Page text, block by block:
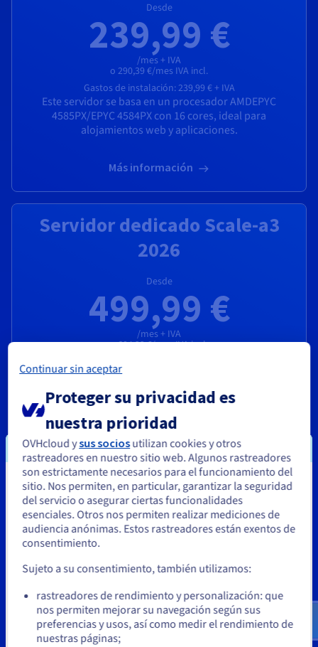
Desde
239,99 €
/mes + IVA
o 290,39 €/mes IVA incl.
Gastos de instalación:239,99 €+ IVA
Este servidor se basa en un procesadorAMDEPYC
4585PX/EPYC 4584PXcon 16 cores, ideal para
alojamientos web y aplicaciones.
Más información
Servidor dedicado Scale-a3
2026
Desde
499,99 €
/mes + IVA
o 604,99 €/mes IVA incl.
Gastos de instalación:
Servidor equipado con un procesador
cores, perfecto para el alojamiento de bases de datos o
el despliegue de infraestructuras de virtualización.
Más información
Example servers by
workload type
Parece que está ubicado en Estados
Unidos
Si quiere hacer un pedido desde Estados Unidos, deberá buscar
el sitio web adecuado y crear una cuenta.
us.ovhcloud.com/
Inglés USD - $
Continuar sin aceptar
Proteger su privacidad es
nuestra prioridad
OVHcloud ysus sociosutilizan cookies y otros
rastreadores en nuestro sitio web. Algunos rastreadores
son estrictamente necesarios para el funcionamiento del
sitio. Nos permiten, en particular, garantizar la seguridad
del servicio o asegurar ciertas funcionalidades
esenciales. Otros nos permiten realizar mediciones de
audiencia anónimas. Estos rastreadores están exentos de
consentimiento.
Sujeto a su consentimiento, también utilizamos:
rastreadores de rendimiento y personalización: que
nos permiten mejorar su navegación según sus
preferencias y usos, así como medir el rendimiento de
nuestras páginas;